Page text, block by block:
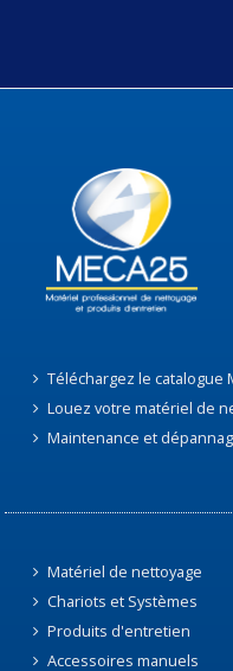
Téléchargez le catalogue
Louez votre matériel de
Maintenance et
Matériel de nettoyage
Chariots et Systèmes
Produits d'entretien
Accessoires manuels